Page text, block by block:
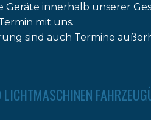
Geräte innerhalb unserer
mit uns.
sind auch Termine